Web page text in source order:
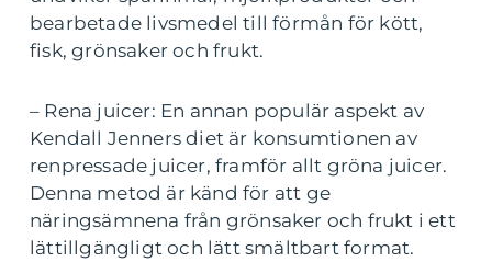
bearbetade livsmedel till förmån för kött,
fisk, grönsaker och frukt.
– Rena juicer: En annan populär aspekt av
Kendall Jenners diet är konsumtionen av
renpressade juicer, framför allt gröna juicer.
Denna metod är känd för att ge
näringsämnena från grönsaker och frukt i ett
lättillgängligt och lätt smältbart format.